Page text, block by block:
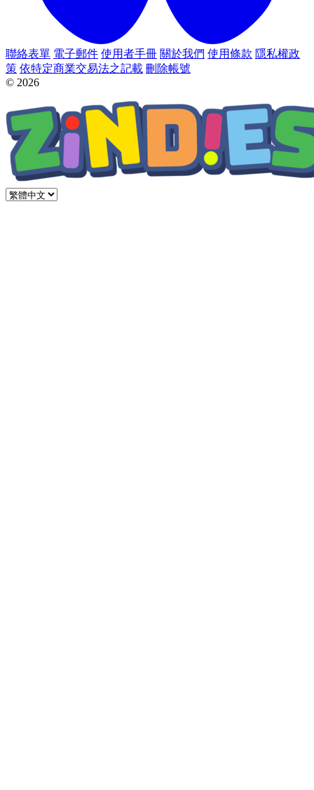
聯絡表單 電子郵件 使用者手冊 關於我們 使用條款 隱私權政
策 依特定商業交易法之記載 刪除帳號
© 2026